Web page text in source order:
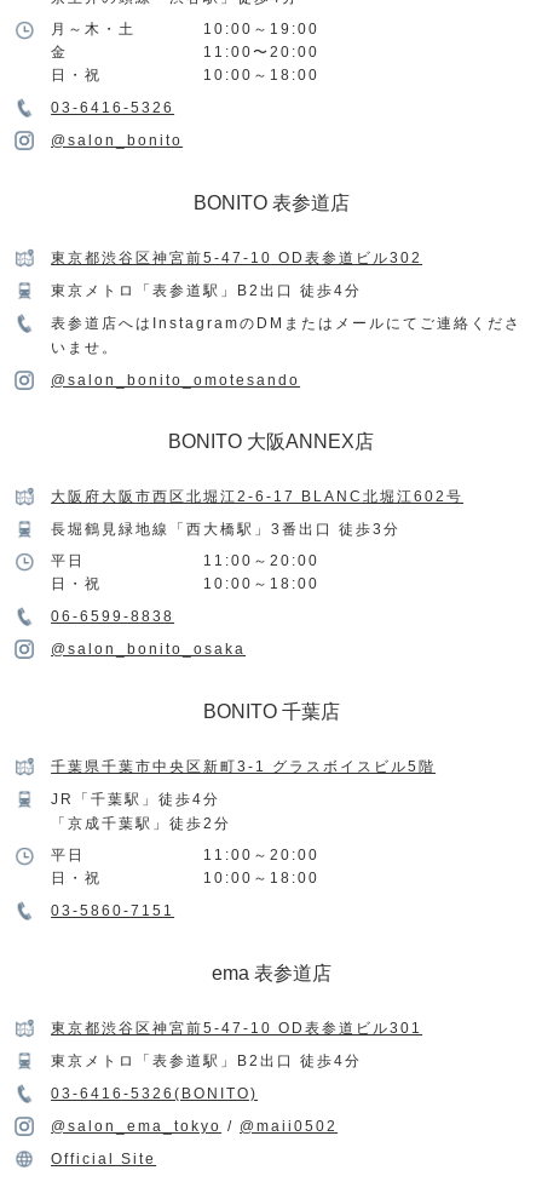
月～木・土
10:00～19:00
金
11:00〜20:00
日・祝
10:00～18:00
03-6416-5326
@salon_bonito
BONITO 表参道店
東京都渋谷区神宮前5-47-10 OD表参道ビル302
東京メトロ「表参道駅」B2出口 徒歩4分
表参道店へはInstagramのDMまたはメールにてご連絡くださ
いませ。
@salon_bonito_omotesando
BONITO 大阪ANNEX店
大阪府大阪市西区北堀江2-6-17 BLANC北堀江602号
長堀鶴見緑地線「西大橋駅」3番出口 徒歩3分
平日
11:00～20:00
日・祝
10:00～18:00
06-6599-8838
@salon_bonito_osaka
BONITO 千葉店
千葉県千葉市中央区新町3-1 グラスボイスビル5階
JR「千葉駅」徒歩4分
「京成千葉駅」徒歩2分
平日
11:00～20:00
日・祝
10:00～18:00
03-5860-7151
ema 表参道店
東京都渋谷区神宮前5-47-10 OD表参道ビル301
東京メトロ「表参道駅」B2出口 徒歩4分
03-6416-5326(BONITO)
@salon_ema_tokyo / @maii0502
Official Site